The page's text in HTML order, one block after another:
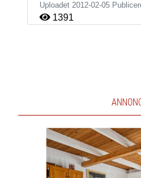
Uploadet 2012-02-05
1391